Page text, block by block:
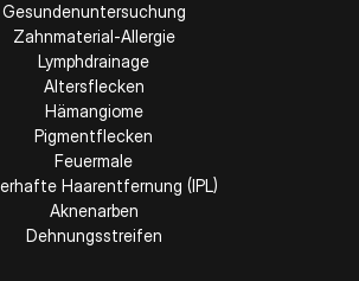
Gesundenuntersuchung
Zahnmaterial-Allergie
Lymphdrainage
Altersflecken
Hämangiome
Pigmentflecken
Feuermale
Haarentfernung (IPL)
Aknenarben
Dehnungsstreifen